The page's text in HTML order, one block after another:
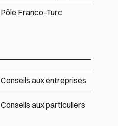
Pôle Franco–Turc
Conseils aux entreprises
Conseils aux particuliers